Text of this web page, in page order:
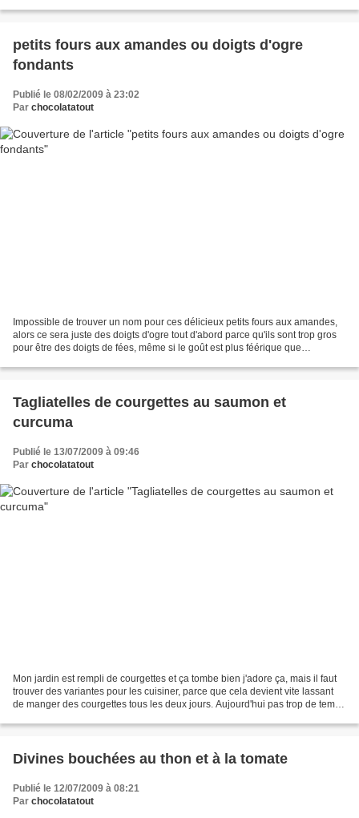
petits fours aux amandes ou doigts d'ogre
fondants
Publié le 08/02/2009 à 23:02
Par chocolatatout
Impossible de trouver un nom pour ces délicieux petits fours aux amandes,
alors ce sera juste des doigts d'ogre tout d'abord parce qu'ils sont trop gros
pour être des doigts de fées, même si le goût est plus féérique que
Tagliatelles de courgettes au saumon et
curcuma
Publié le 13/07/2009 à 09:46
Par chocolatatout
Mon jardin est rempli de courgettes et ça tombe bien j'adore ça, mais il faut
trouver des variantes pour les cuisiner, parce que cela devient vite lassant
de manger des courgettes tous les deux jours. Aujourd'hui pas trop de temps
Divines bouchées au thon et à la tomate
Publié le 12/07/2009 à 08:21
Par chocolatatout